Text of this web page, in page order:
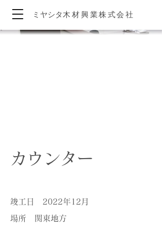
ミヤシタ木材興業株式会社
カウンター
竣工日 2022年12月
場所 関東地方